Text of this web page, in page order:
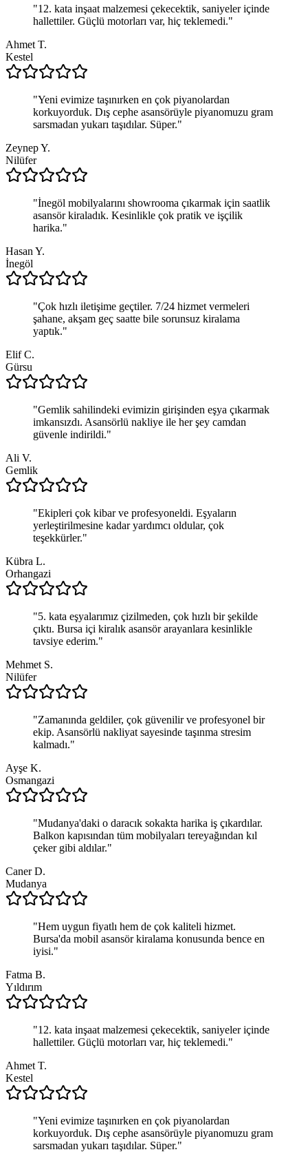
"12. kata inşaat malzemesi çekecektik, saniyeler içinde
hallettiler. Güçlü motorları var, hiç teklemedi."
Ahmet T.
Kestel
"Yeni evimize taşınırken en çok piyanolardan
korkuyorduk. Dış cephe asansörüyle piyanomuzu gram
sarsmadan yukarı taşıdılar. Süper."
Zeynep Y.
Nilüfer
"İnegöl mobilyalarını showrooma çıkarmak için saatlik
asansör kiraladık. Kesinlikle çok pratik ve işçilik
harika."
Hasan Y.
İnegöl
"Çok hızlı iletişime geçtiler. 7/24 hizmet vermeleri
şahane, akşam geç saatte bile sorunsuz kiralama
yaptık."
Elif C.
Gürsu
"Gemlik sahilindeki evimizin girişinden eşya çıkarmak
imkansızdı. Asansörlü nakliye ile her şey camdan
güvenle indirildi."
Ali V.
Gemlik
"Ekipleri çok kibar ve profesyoneldi. Eşyaların
yerleştirilmesine kadar yardımcı oldular, çok
teşekkürler."
Kübra L.
Orhangazi
"5. kata eşyalarımız çizilmeden, çok hızlı bir şekilde
çıktı. Bursa içi kiralık asansör arayanlara kesinlikle
tavsiye ederim."
Mehmet S.
Nilüfer
"Zamanında geldiler, çok güvenilir ve profesyonel bir
ekip. Asansörlü nakliyat sayesinde taşınma stresim
kalmadı."
Ayşe K.
Osmangazi
"Mudanya'daki o daracık sokakta harika iş çıkardılar.
Balkon kapısından tüm mobilyaları tereyağından kıl
çeker gibi aldılar."
Caner D.
Mudanya
"Hem uygun fiyatlı hem de çok kaliteli hizmet.
Bursa'da mobil asansör kiralama konusunda bence en
iyisi."
Fatma B.
Yıldırım
"12. kata inşaat malzemesi çekecektik, saniyeler içinde
hallettiler. Güçlü motorları var, hiç teklemedi."
Ahmet T.
Kestel
"Yeni evimize taşınırken en çok piyanolardan
korkuyorduk. Dış cephe asansörüyle piyanomuzu gram
sarsmadan yukarı taşıdılar. Süper."